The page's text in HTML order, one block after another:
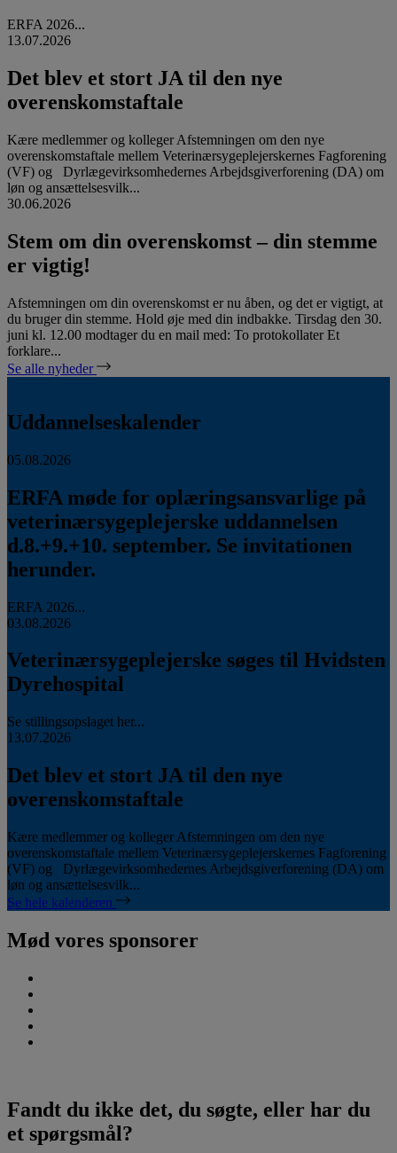
ERFA 2026...
13.07.2026
Det blev et stort JA til den nye
overenskomstaftale
Kære medlemmer og kolleger Afstemningen om den nye
overenskomstaftale mellem Veterinærsygeplejerskernes Fagforening
(VF) og Dyrlægevirksomhedernes Arbejdsgiverforening (DA) om
løn og ansættelsesvilk...
30.06.2026
Stem om din overenskomst – din stemme
er vigtig!
Afstemningen om din overenskomst er nu åben, og det er vigtigt, at
du bruger din stemme. Hold øje med din indbakke. Tirsdag den 30.
juni kl. 12.00 modtager du en mail med: To protokollater Et
forklare...
Se alle nyheder
Uddannelseskalender
05.08.2026
ERFA møde for oplæringsansvarlige på
veterinærsygeplejerske uddannelsen
d.8.+9.+10. september. Se invitationen
herunder.
ERFA 2026...
03.08.2026
Veterinærsygeplejerske søges til Hvidsten
Dyrehospital
Se stillingsopslaget her...
13.07.2026
Det blev et stort JA til den nye
overenskomstaftale
Kære medlemmer og kolleger Afstemningen om den nye
overenskomstaftale mellem Veterinærsygeplejerskernes Fagforening
(VF) og Dyrlægevirksomhedernes Arbejdsgiverforening (DA) om
løn og ansættelsesvilk...
Se hele kalenderen
Mød vores sponsorer
Fandt du ikke det, du søgte, eller har du
et spørgsmål?